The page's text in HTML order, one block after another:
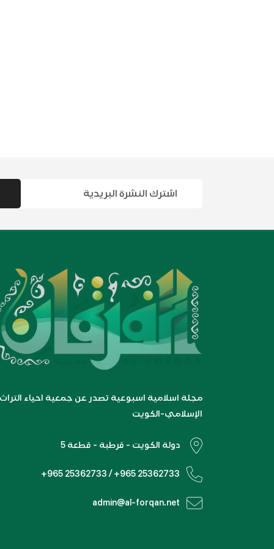
مجلة اسلامية اسبوعية تصدر عن جمعية احياء التراث
الإسلامي-الكويت
دولة الكويت - قرطبة - قطعة 5
+965 25362733 / +965 25362733
admin@al-forqan.net